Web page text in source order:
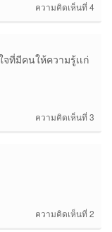
ความคิดเห็นที่ 4
ที่มีคนให้ความรู้เเก่
ความคิดเห็นที่ 3
ความคิดเห็นที่ 2